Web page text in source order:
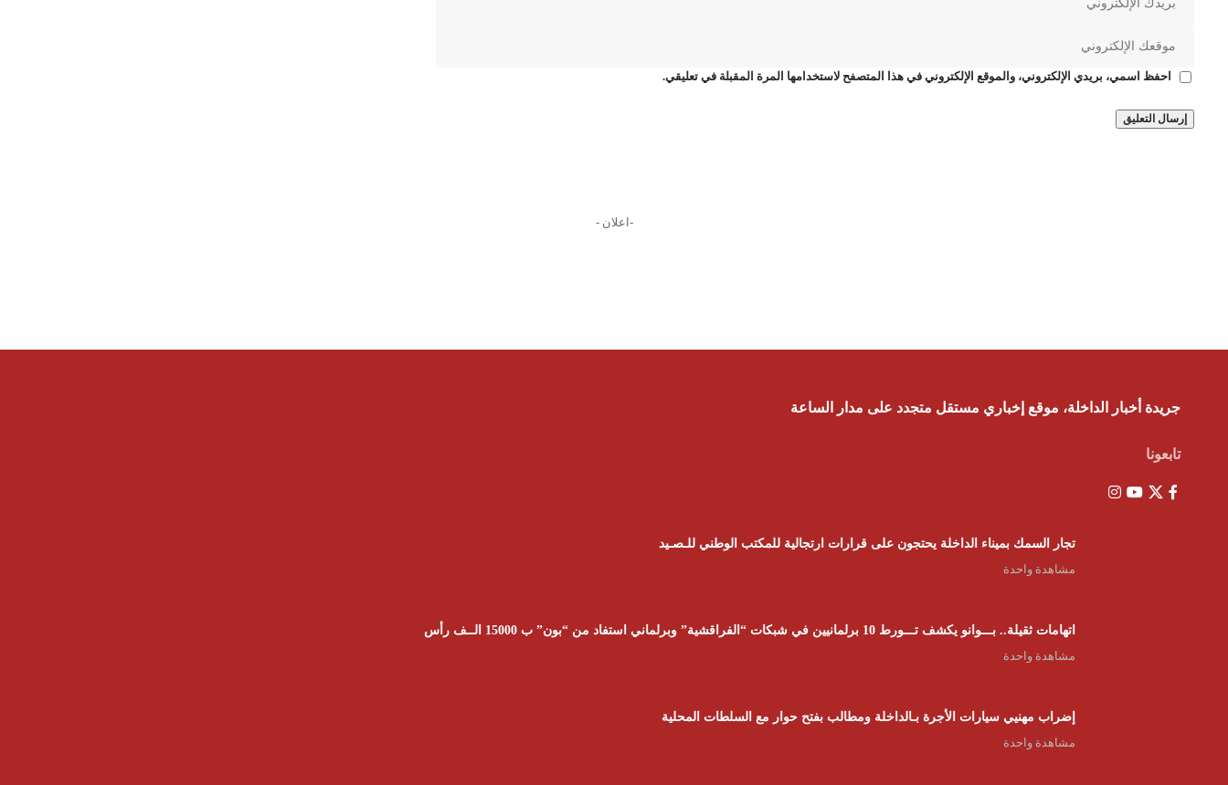
احفظ اسمي، بريدي الإلكتروني، والموقع الإلكتروني في هذا المتصفح لاستخدامها المرة المقبلة في تعليقي.
-اعلان -
جريدة أخبار الداخلة، موقع إخباري مستقل متجدد على مدار الساعة
تابعونا
تجار السمك بميناء الداخلة يحتجون على قرارات ارتجالية للمكتب الوطني للـصـيد
مشاهدة واحدة
اتهامات ثقيلة.. بـــوانو يكشف تـــورط 10 برلمانيين في شبكات “الفراقشية” وبرلماني استفاد من “بون” ب 15000 الــف رأس
مشاهدة واحدة
إضراب مهنيي سيارات الأجرة بـالداخلة ومطالب بفتح حوار مع السلطات المحلية
مشاهدة واحدة